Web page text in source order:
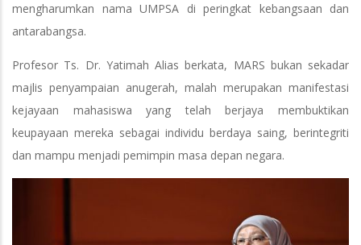
mengharumkan nama UMPSA di peringkat kebangsaan dan
antarabangsa.
Profesor Ts. Dr. Yatimah Alias berkata, MARS bukan sekadar
majlis penyampaian anugerah, malah merupakan manifestasi
kejayaan mahasiswa yang telah berjaya membuktikan
keupayaan mereka sebagai individu berdaya saing, berintegriti
dan mampu menjadi pemimpin masa depan negara.